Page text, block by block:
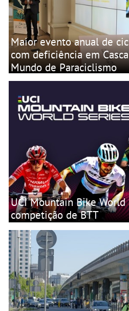
Maior evento anual de
com deficiência em
Mundo de Paraciclismo
UCI Mountain Bike World
competição de BTT